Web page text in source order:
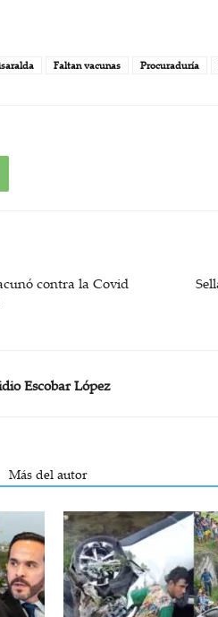
Faltan vacunas Procuraduría
contra la Covid
Escobar López
Más del autor